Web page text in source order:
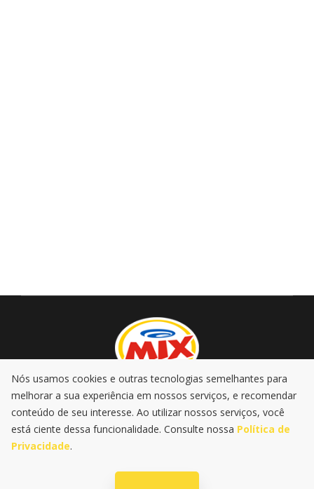
AO VIVO PROMOÇÕES PODCASTS
MÚSICA
NOTÍCIAS
Política de Privacidade|LGPD|@2025 Rádio Mix FM . Todos os
Nós usamos cookies e outras tecnologias semelhantes para
melhorar a sua experiência em nossos serviços, e recomendar
conteúdo de seu interesse. Ao utilizar nossos serviços, você
está ciente dessa funcionalidade. Consulte nossa Política de
Privacidade.